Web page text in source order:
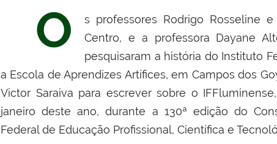
O
s professores Rodrigo Rosseline
Centro, e a professora Dayane
pesquisaram a história do Instituto
a Escola de Aprendizes Artífices, em Campos dos
Victor Saraiva para escrever sobre o
janeiro deste ano, durante a 130ª edição do
Federal de Educação Profissional, Científica e